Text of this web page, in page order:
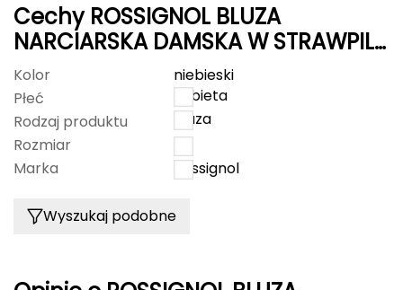
G
GIVOVA
GSI Outdoors
Gear Aid
Gerber
Giant Dragon
Cechy ROSSIGNOL BLUZA
NARCIARSKA DAMSKA W STRAWPILE
FLEECE HZ niebieski
Kolor
niebieski
Płeć
kobieta
Rodzaj produktu
bluza
Rozmiar
Marka
Rossignol
Wyszukaj podobne